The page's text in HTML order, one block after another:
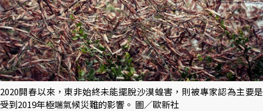
2020開春以來，東非始終未能擺脫沙漠蝗害，則被專家認為主要是
受到2019年極端氣候災難的影響。 圖／歐新社